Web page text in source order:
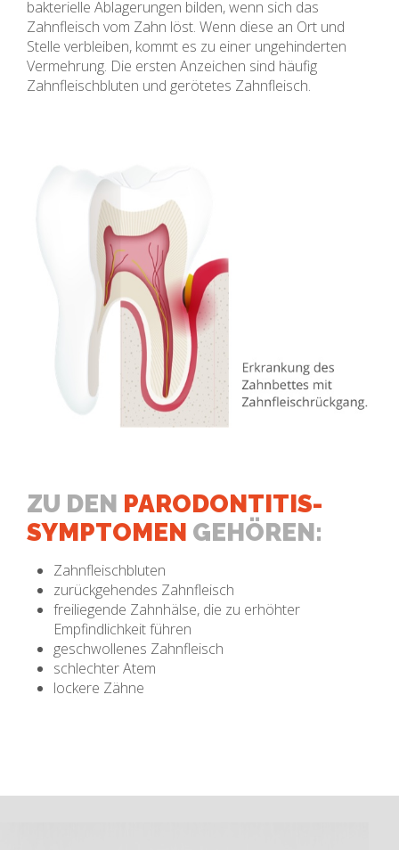
bakterielle Ablagerungen bilden, wenn sich das
Zahnfleisch vom Zahn löst. Wenn diese an Ort und
Stelle verbleiben, kommt es zu einer ungehinderten
Vermehrung. Die ersten Anzeichen sind häufig
Zahnfleischbluten und gerötetes Zahnfleisch.
ZU DEN PARODONTITIS-
SYMPTOMEN GEHÖREN:
Zahnfleischbluten
zurückgehendes Zahnfleisch
freiliegende Zahnhälse, die zu erhöhter
Empfindlichkeit führen
geschwollenes Zahnfleisch
schlechter Atem
lockere Zähne